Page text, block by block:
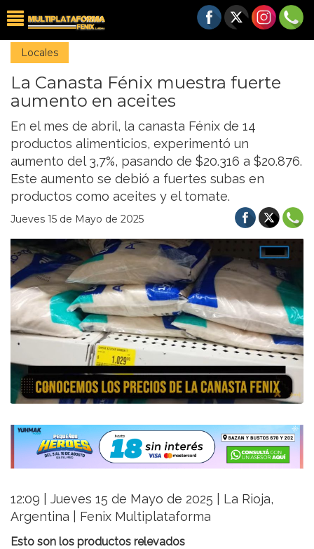
Locales
La Canasta Fénix muestra fuerte
aumento en aceites
En el mes de abril, la canasta Fénix de 14
productos alimenticios, experimentó un
aumento del 3,7%, pasando de $20.316 a $20.876.
Este aumento se debió a fuertes subas en
productos como aceites y el tomate.
Jueves 15 de Mayo de 2025
12:09 | Jueves 15 de Mayo de 2025 | La Rioja,
Argentina | Fenix Multiplataforma
Esto son los productos relevados